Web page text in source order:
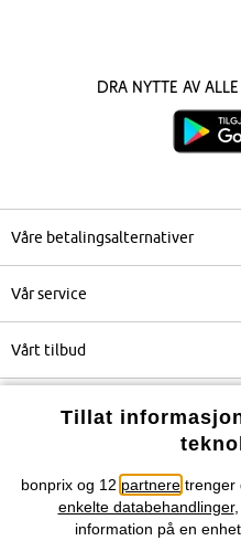
Dra nytte av
Våre betalingsalternativer
Vår service
Vårt tilbud
Selskapet
Du kan
Tillat
bonprix og 12 partnere trenger
enkelte databehandlinger,
information på en